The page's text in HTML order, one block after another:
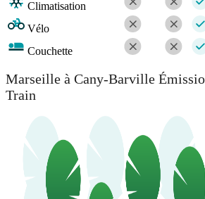
Climatisation
Vélo
Couchette
Marseille à Cany-Barville
Train